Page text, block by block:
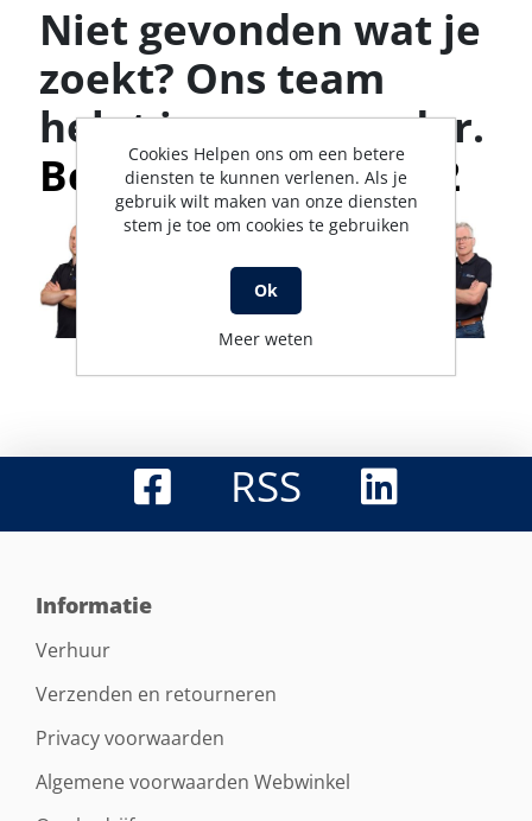
Niet gevonden wat je
zoekt? Ons team
helpt je graag verder.
Bel met 0316-523142
RSS
Informatie
Verhuur
Verzenden en retourneren
Privacy voorwaarden
Algemene voorwaarden Webwinkel
Cookies Helpen ons om een betere
diensten te kunnen verlenen. Als je
gebruik wilt maken van onze diensten
stem je toe om cookies te gebruiken
Ok
Meer weten